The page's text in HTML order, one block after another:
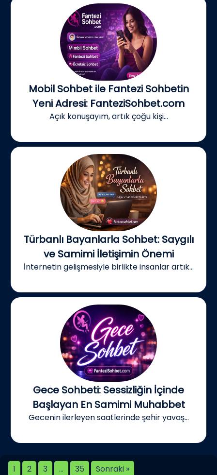
Mobil Sohbet ile Fantezi Sohbetin
Yeni Adresi: FanteziSohbet.com
Açık konuşayım, artık çoğu kişi...
Türbanlı Bayanlarla Sohbet: Saygılı
ve Samimi İletişimin Önemi
İnternetin gelişmesiyle birlikte insanlar artık...
Gece Sohbeti: Sessizliğin İçinde
Başlayan En Samimi Muhabbet
Gecenin ilerleyen saatlerinde şehir yavaş...
1 2 3 … 35 Sonraki »